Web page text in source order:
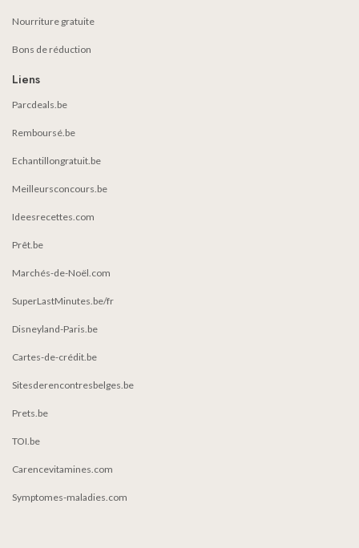
Nourriture gratuite
Bons de réduction
Liens
Parcdeals.be
Remboursé.be
Echantillongratuit.be
Meilleursconcours.be
Ideesrecettes.com
Prêt.be
Marchés-de-Noël.com
SuperLastMinutes.be/fr
Disneyland-Paris.be
Cartes-de-crédit.be
Sitesderencontresbelges.be
Prets.be
TOI.be
Carencevitamines.com
Symptomes-maladies.com